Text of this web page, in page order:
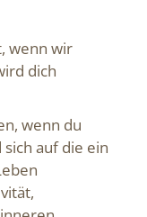
wenn wir
dich
wenn du
auf die ein